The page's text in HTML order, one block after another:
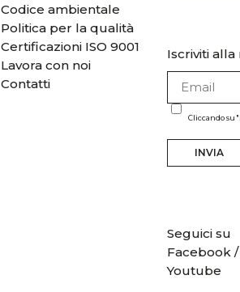
Codice ambientale
Politica per la qualità
Certificazioni ISO 9001
Lavora con noi
Contatti
Iscriviti
Cliccando su
INVIA
Seguici su
Facebook/
Youtube